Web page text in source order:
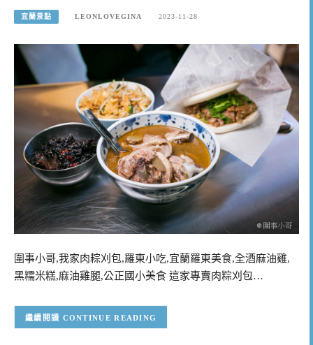
宜蘭景點 LEONLOVEGINA 2023-11-28
圍事小哥,我家肉粽刈包,羅東小吃,宜蘭羅東美食,全酒麻油雞,
黑糯米糕,麻油雞腿,公正國小美食 這家專賣肉粽刈包…
CONTINUE READING